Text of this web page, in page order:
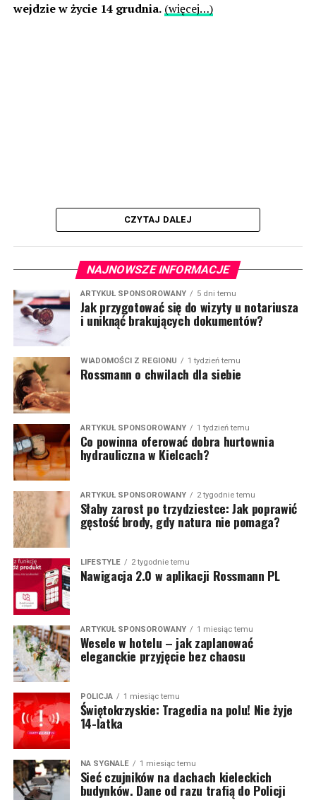
wejdzie w życie 14 grudnia. (więcej…)
CZYTAJ DALEJ
NAJNOWSZE INFORMACJE
ARTYKUŁ SPONSOROWANY 5 dni temu
Jak przygotować się do wizyty u notariusza
i uniknąć brakujących dokumentów?
WIADOMOŚCI Z REGIONU 1 tydzień temu
Rossmann o chwilach dla siebie
ARTYKUŁ SPONSOROWANY 1 tydzień temu
Co powinna oferować dobra hurtownia
hydrauliczna w Kielcach?
ARTYKUŁ SPONSOROWANY 2 tygodnie temu
Słaby zarost po trzydziestce: Jak poprawić
gęstość brody, gdy natura nie pomaga?
LIFESTYLE 2 tygodnie temu
Nawigacja 2.0 w aplikacji Rossmann PL
ARTYKUŁ SPONSOROWANY 1 miesiąc temu
Wesele w hotelu – jak zaplanować
eleganckie przyjęcie bez chaosu
POLICJA 1 miesiąc temu
Świętokrzyskie: Tragedia na polu! Nie żyje
14-latka
NA SYGNALE 1 miesiąc temu
Sieć czujników na dachach kieleckich
budynków. Dane od razu trafią do Policji